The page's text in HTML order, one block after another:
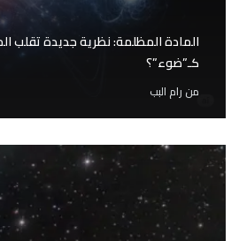
المادة المظلمة: نظرية جديدة تقلب
كـ”ضوء”؟
من رام البب